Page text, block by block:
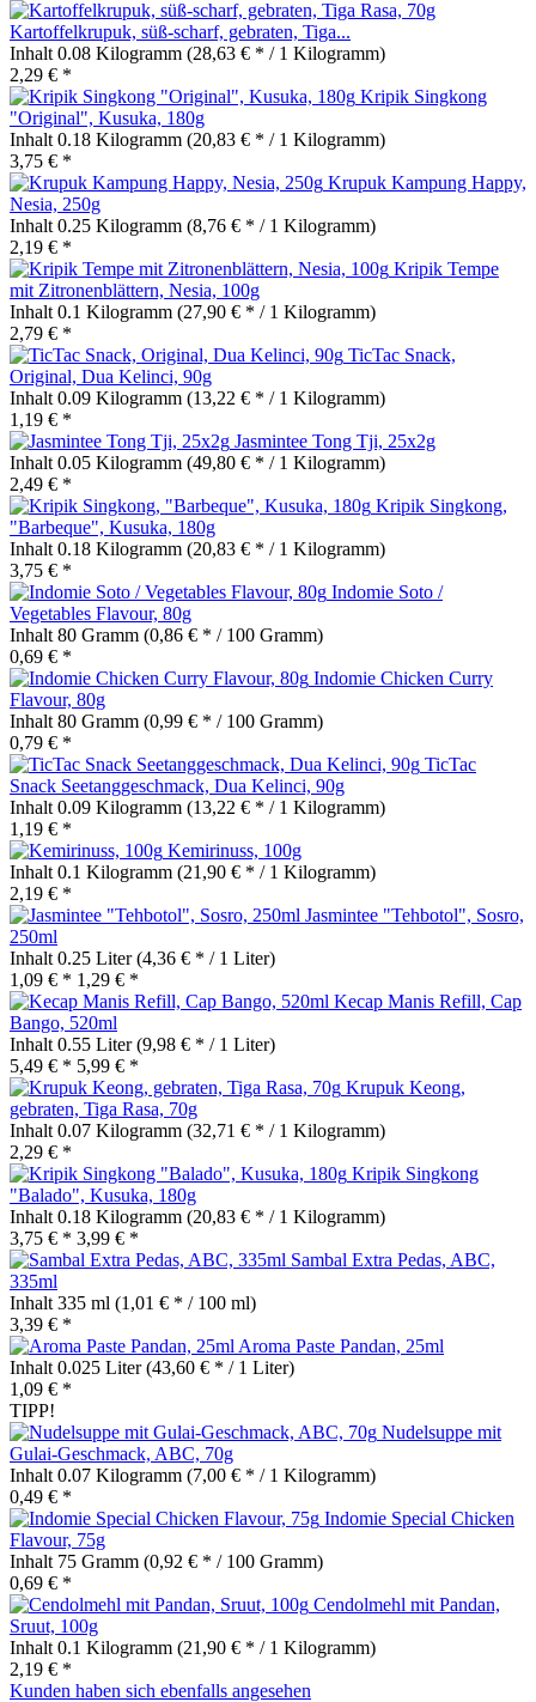
Kartoffelkrupuk, süß-scharf, gebraten, Tiga...
Inhalt 0.08 Kilogramm (28,63 € * / 1 Kilogramm)
2,29 € *
Kripik Singkong
"Original", Kusuka, 180g
Inhalt 0.18 Kilogramm (20,83 € * / 1 Kilogramm)
3,75 € *
Krupuk Kampung Happy,
Nesia, 250g
Inhalt 0.25 Kilogramm (8,76 € * / 1 Kilogramm)
2,19 € *
Kripik Tempe
mit Zitronenblättern, Nesia, 100g
Inhalt 0.1 Kilogramm (27,90 € * / 1 Kilogramm)
2,79 € *
TicTac Snack,
Original, Dua Kelinci, 90g
Inhalt 0.09 Kilogramm (13,22 € * / 1 Kilogramm)
1,19 € *
Jasmintee Tong Tji, 25x2g
Inhalt 0.05 Kilogramm (49,80 € * / 1 Kilogramm)
2,49 € *
Kripik Singkong,
"Barbeque", Kusuka, 180g
Inhalt 0.18 Kilogramm (20,83 € * / 1 Kilogramm)
3,75 € *
Indomie Soto /
Vegetables Flavour, 80g
Inhalt 80 Gramm (0,86 € * / 100 Gramm)
0,69 € *
Indomie Chicken Curry
Flavour, 80g
Inhalt 80 Gramm (0,99 € * / 100 Gramm)
0,79 € *
TicTac
Snack Seetanggeschmack, Dua Kelinci, 90g
Inhalt 0.09 Kilogramm (13,22 € * / 1 Kilogramm)
1,19 € *
Kemirinuss, 100g
Inhalt 0.1 Kilogramm (21,90 € * / 1 Kilogramm)
2,19 € *
Jasmintee "Tehbotol", Sosro,
250ml
Inhalt 0.25 Liter(4,36 € * / 1 Liter)
1,09 € * 1,29 € *
Kecap Manis Refill, Cap
Bango, 520ml
Inhalt 0.55 Liter(9,98 € * / 1 Liter)
5,49 € * 5,99 € *
Krupuk Keong,
gebraten, Tiga Rasa, 70g
Inhalt 0.07 Kilogramm (32,71 € * / 1 Kilogramm)
2,29 € *
Kripik Singkong
"Balado", Kusuka, 180g
Inhalt 0.18 Kilogramm (20,83 € * / 1 Kilogramm)
3,75 € * 3,99 € *
Sambal Extra Pedas, ABC,
335ml
Inhalt 335 ml (1,01 € * / 100 ml)
3,39 € *
Aroma Paste Pandan, 25ml
Inhalt 0.025 Liter(43,60 € * / 1 Liter)
1,09 € *
TIPP!
Nudelsuppe mit
Gulai-Geschmack, ABC, 70g
Inhalt 0.07 Kilogramm (7,00 € * / 1 Kilogramm)
0,49 € *
Indomie Special Chicken
Flavour, 75g
Inhalt 75 Gramm (0,92 € * / 100 Gramm)
0,69 € *
Cendolmehl mit Pandan,
Sruut, 100g
Inhalt 0.1 Kilogramm (21,90 € * / 1 Kilogramm)
2,19 € *
Kunden haben sich ebenfalls angesehen